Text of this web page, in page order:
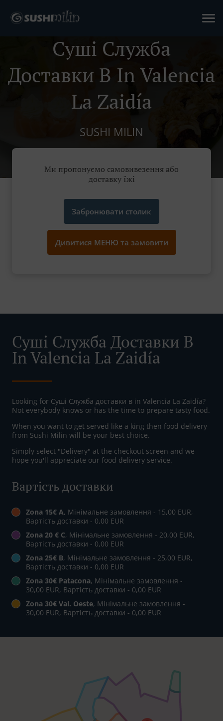
Суші Служба
Доставки В In Valencia
La Zaidía
SUSHI MILIN
Ми пропонуємо самовивезення або
доставку їжі
Забронювати столик
Дивитися МЕНЮ та замовити
Суші Служба Доставки В
In Valencia La Zaidía
Looking for Суші Служба доставки в in Valencia La Zaidía?
Not everybody knows or has the time to prepare tasty food.
When you want to get served like a king then food delivery
from Sushi Milin will be your best choice.
Simply select "Delivery" at the checkout screen and we
hope you'll appreciate our food delivery service.
Вартість доставки
Zona 15€ A, Мінімальне замовлення - 15,00 EUR,
Вартість доставки - 0,00 EUR
Zona 20 € C, Мінімальне замовлення - 20,00 EUR,
Вартість доставки - 0,00 EUR
Zona 25€ B, Мінімальне замовлення - 25,00 EUR,
Вартість доставки - 0,00 EUR
Zona 30€ Patacona, Мінімальне замовлення -
30,00 EUR, Вартість доставки - 0,00 EUR
Zona 30€ Val. Oeste, Мінімальне замовлення -
30,00 EUR, Вартість доставки - 0,00 EUR